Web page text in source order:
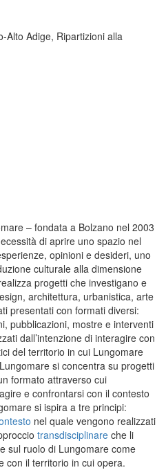
Alto Adige, Ripartizioni alla
– fondata a Bolzano nel 2003
di aprire uno spazio nel
opinioni e desideri, uno
culturale alla dimensione
progetti che investigano e
architettura, urbanistica, arte
presentati con formati diversi:
pubblicazioni, mostre e interventi
dall’intenzione di interagire con
del territorio in cui Lungomare
si concentra su progetti
formato attraverso cui
e confrontarsi con il contesto
si ispira a tre principi:
nel quale vengono realizzati
transdisciplinare che li
sul ruolo di Lungomare come
con il territorio in cui opera.